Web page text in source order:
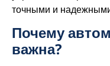
точными и
Почему
важна?